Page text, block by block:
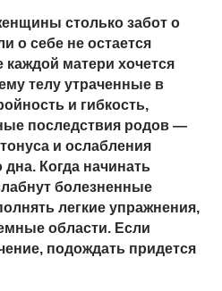
столько забот о
о себе не остается
матери хочется
телу утраченные в
и гибкость,
последствия родов —
и ослабления
Когда начинать
болезненные
легкие упражнения,
области. Если
подождать придется